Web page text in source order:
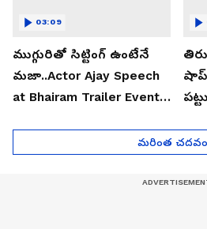
ముగ్గురితో సిట్టింగ్ ఉంటేనే
మజా..Actor Ajay Speech
at Bhairam Trailer Event |
03:09
షాప్
మరింత